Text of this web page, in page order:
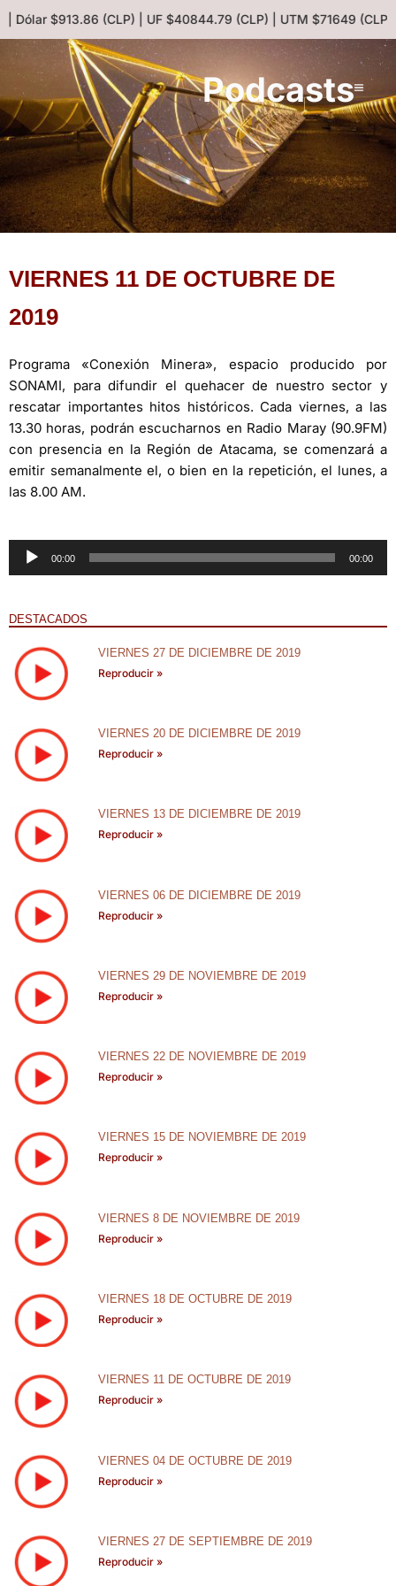
Dólar $913.86 (CLP) | UF $40844.79 (CLP) | UTM $71649 (CLP)
Podcasts
VIERNES 11 DE OCTUBRE DE
2019
Programa «Conexión Minera», espacio producido por
SONAMI, para difundir el quehacer de nuestro sector y
rescatar importantes hitos históricos. Cada viernes, a las
13.30 horas, podrán escucharnos en Radio Maray (90.9FM)
con presencia en la Región de Atacama, se comenzará a
emitir semanalmente el, o bien en la repetición, el lunes, a
las 8.00 AM.
Reproductor
00:00 00:00
DESTACADOS
VIERNES 27 DE DICIEMBRE DE 2019
Reproducir »
VIERNES 20 DE DICIEMBRE DE 2019
Reproducir »
VIERNES 13 DE DICIEMBRE DE 2019
Reproducir »
VIERNES 06 DE DICIEMBRE DE 2019
Reproducir »
VIERNES 29 DE NOVIEMBRE DE 2019
Reproducir »
VIERNES 22 DE NOVIEMBRE DE 2019
Reproducir »
VIERNES 15 DE NOVIEMBRE DE 2019
Reproducir »
VIERNES 8 DE NOVIEMBRE DE 2019
Reproducir »
VIERNES 18 DE OCTUBRE DE 2019
Reproducir »
VIERNES 11 DE OCTUBRE DE 2019
Reproducir »
VIERNES 04 DE OCTUBRE DE 2019
Reproducir »
VIERNES 27 DE SEPTIEMBRE DE 2019
Reproducir »